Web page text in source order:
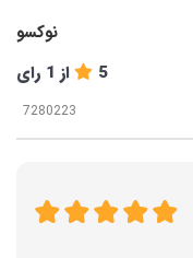
نوکسو
5 از 1 رای